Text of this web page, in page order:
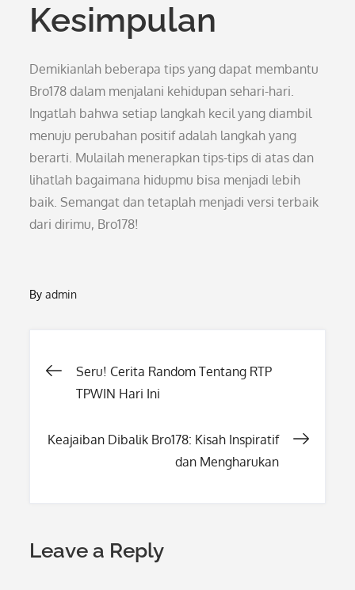
Kesimpulan
Demikianlah beberapa tips yang dapat membantu
Bro178 dalam menjalani kehidupan sehari-hari.
Ingatlah bahwa setiap langkah kecil yang diambil
menuju perubahan positif adalah langkah yang
berarti. Mulailah menerapkan tips-tips di atas dan
lihatlah bagaimana hidupmu bisa menjadi lebih
baik. Semangat dan tetaplah menjadi versi terbaik
dari dirimu, Bro178!
Byadmin
Post
Seru! Cerita Random Tentang RTP
TPWIN Hari Ini
Keajaiban Dibalik Bro178: Kisah Inspiratif
dan Mengharukan
Leave a Reply